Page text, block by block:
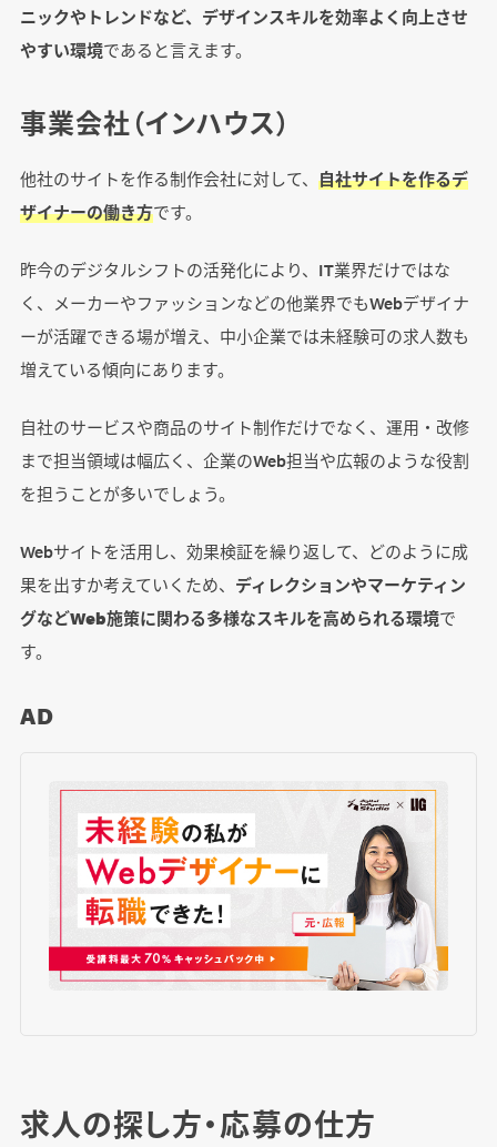
ニックやトレンドなど、デザインスキルを効率よく向上させ
やすい環境であると言えます。
事業会社（インハウス）
他社のサイトを作る制作会社に対して、 自社サイトを作るデ
ザイナーの働き方です。
昨今のデジタルシフトの活発化により、IT業界だけではな
く、メーカーやファッションなどの他業界でもWebデザイナ
ーが活躍できる場が増え、中小企業では未経験可の求人数も
増えている傾向にあります。
自社のサービスや商品のサイト制作だけでなく、運用・改修
まで担当領域は幅広く、企業のWeb担当や広報のような役割
を担うことが多いでしょう。
Webサイトを活用し、効果検証を繰り返して、どのように成
果を出すか考えていくため、 ディレクションやマーケティン
グなどWeb施策に関わる多様なスキルを高められる環境で
す。
AD
求人の探し方・応募の仕方